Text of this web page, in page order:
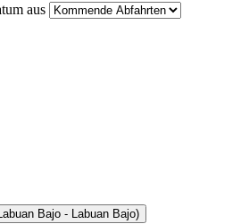
aus
Bajo - Labuan Bajo)